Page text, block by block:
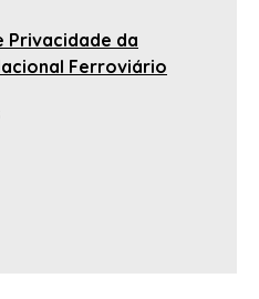
Privacidade da
Ferroviário